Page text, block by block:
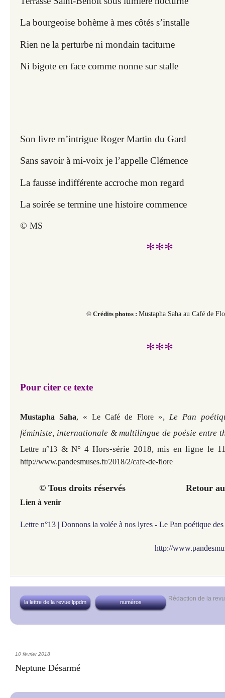
La bourgeoise bohème à mes côtés s’installe
Rien ne la perturbe ni mondain taciturne
Ni bigote en face comme nonne sur stalle
Son livre m’intrigue Roger Martin du Gard
Sans savoir à mi-voix je l’appelle Clémence
La fausse indifférente accroche mon regard
La soirée se termine une histoire commence
© MS
***
© Crédits photos : Mustapha Saha au Café de
***
Pour citer ce texte
Mustapha Saha, « Le Café de Flore », Le Pan
féministe, internationale & multilingue de poésie entre
Lettre n°13 & N° 4 Hors-série 2018, mis en ligne le
http://www.pandesmuses.fr/2018/2/cafe-de-flore
© Tous droits réservés Retour au
Lien à venir
Lettre n°13 | Donnons la volée à nos lyres - Le Pan poétique des
http://
Rédaction de la
la lettre de la revue lppdm numéros
10 février 2018
Neptune Désarmé